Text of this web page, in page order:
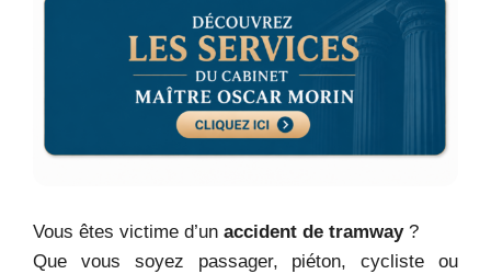
Vous êtes victime d’un accident de tramway?
Que vous soyez passager, piéton, cycliste ou